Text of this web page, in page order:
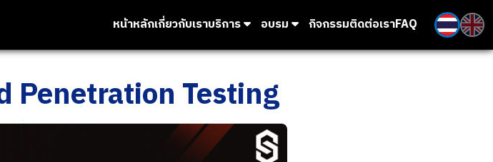
หน้าหลักเกี่ยวกับเราบริการ อบรม กิจกรรมติดต่อเราFAQ
Penetration Testing